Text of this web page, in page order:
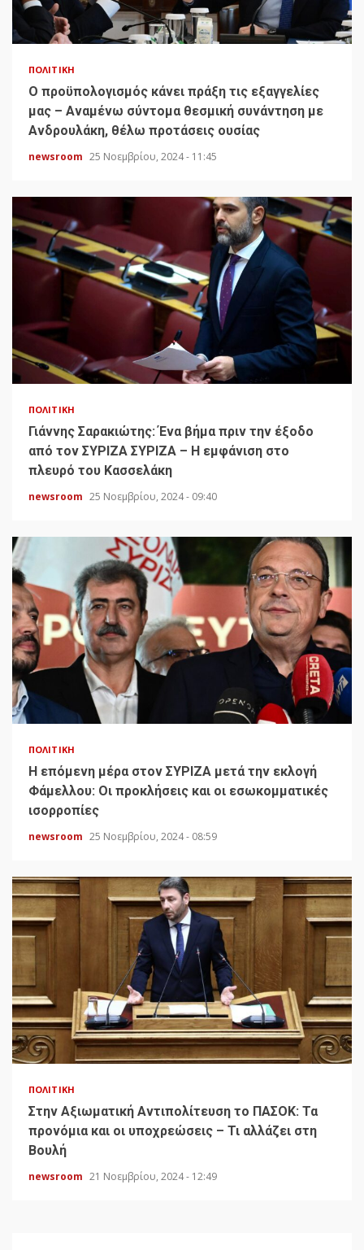
ΠΟΛΙΤΙΚΉ
Ο προϋπολογισμός κάνει πράξη τις εξαγγελίες
μας – Αναμένω σύντομα θεσμική συνάντηση με
Ανδρουλάκη, θέλω προτάσεις ουσίας
newsroom 25 Νοεμβρίου, 2024 - 11:45
ΠΟΛΙΤΙΚΉ
Γιάννης Σαρακιώτης: Ένα βήμα πριν την έξοδο
από τον ΣΥΡΙΖΑ ΣΥΡΙΖΑ – Η εμφάνιση στο
πλευρό του Κασσελάκη
newsroom 25 Νοεμβρίου, 2024 - 09:40
ΠΟΛΙΤΙΚΉ
H επόμενη μέρα στον ΣΥΡΙΖΑ μετά την εκλογή
Φάμελλου: Οι προκλήσεις και οι εσωκομματικές
ισορροπίες
newsroom 25 Νοεμβρίου, 2024 - 08:59
ΠΟΛΙΤΙΚΉ
Στην Αξιωματική Αντιπολίτευση το ΠΑΣΟΚ: Τα
προνόμια και οι υποχρεώσεις – Τι αλλάζει στη
Βουλή
newsroom 21 Νοεμβρίου, 2024 - 12:49